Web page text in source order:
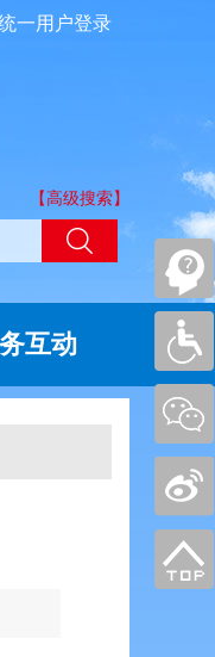
一用户登录
【高级搜索】
互动